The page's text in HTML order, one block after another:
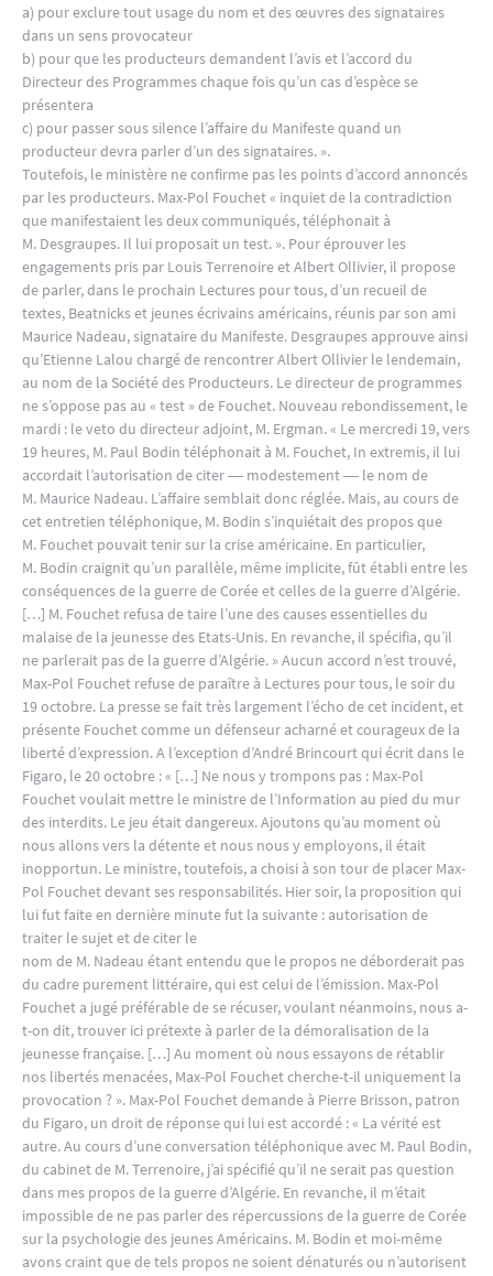
a) pour exclure tout usage du nom et des œuvres des signataires
dans un sens provocateur
b) pour que les producteurs demandent l’avis et l’accord du
Directeur des Programmes chaque fois qu’un cas d’espèce se
présentera
c) pour passer sous silence l’affaire du Manifeste quand un
producteur devra parler d’un des signataires. ».
Toutefois, le ministère ne confirme pas les points d’accord annoncés
par les producteurs. Max-Pol Fouchet « inquiet de la contradiction
que manifestaient les deux communiqués, téléphonait à
M. Desgraupes. Il lui proposait un test. ». Pour éprouver les
engagements pris par Louis Terrenoire et Albert Ollivier, il propose
de parler, dans le prochain Lectures pour tous, d’un recueil de
textes, Beatnicks et jeunes écrivains américains, réunis par son ami
Maurice Nadeau, signataire du Manifeste. Desgraupes approuve ainsi
qu’Etienne Lalou chargé de rencontrer Albert Ollivier le lendemain,
au nom de la Société des Producteurs. Le directeur de programmes
ne s’oppose pas au « test » de Fouchet. Nouveau rebondissement, le
mardi : le veto du directeur adjoint, M. Ergman. « Le mercredi 19, vers
19 heures, M. Paul Bodin téléphonait à M. Fouchet, In extremis, il lui
accordait l’autorisation de citer ― modestement ― le nom de
M. Maurice Nadeau. L’affaire semblait donc réglée. Mais, au cours de
cet entretien téléphonique, M. Bodin s’inquiétait des propos que
M. Fouchet pouvait tenir sur la crise américaine. En particulier,
M. Bodin craignit qu’un parallèle, même implicite, fût établi entre les
conséquences de la guerre de Corée et celles de la guerre d’Algérie.
[…] M. Fouchet refusa de taire l’une des causes essentielles du
malaise de la jeunesse des Etats-Unis. En revanche, il spécifia, qu’il
ne parlerait pas de la guerre d’Algérie. » Aucun accord n’est trouvé,
Max-Pol Fouchet refuse de paraître à Lectures pour tous, le soir du
19 octobre. La presse se fait très largement l’écho de cet incident, et
présente Fouchet comme un défenseur acharné et courageux de la
liberté d’expression. A l’exception d’André Brincourt qui écrit dans le
Figaro, le 20 octobre : « […] Ne nous y trompons pas : Max-Pol
Fouchet voulait mettre le ministre de l’Information au pied du mur
des interdits. Le jeu était dangereux. Ajoutons qu’au moment où
nous allons vers la détente et nous nous y employons, il était
inopportun. Le ministre, toutefois, a choisi à son tour de placer Max-
Pol Fouchet devant ses responsabilités. Hier soir, la proposition qui
lui fut faite en dernière minute fut la suivante : autorisation de
traiter le sujet et de citer le
nom de M. Nadeau étant entendu que le propos ne déborderait pas
du cadre purement littéraire, qui est celui de l’émission. Max-Pol
Fouchet a jugé préférable de se récuser, voulant néanmoins, nous a-
t-on dit, trouver ici prétexte à parler de la démoralisation de la
jeunesse française. […] Au moment où nous essayons de rétablir
nos libertés menacées, Max-Pol Fouchet cherche-t-il uniquement la
provocation ? ». Max-Pol Fouchet demande à Pierre Brisson, patron
du Figaro, un droit de réponse qui lui est accordé : « La vérité est
autre. Au cours d’une conversation téléphonique avec M. Paul Bodin,
du cabinet de M. Terrenoire, j’ai spécifié qu’il ne serait pas question
dans mes propos de la guerre d’Algérie. En revanche, il m’était
impossible de ne pas parler des répercussions de la guerre de Corée
sur la psychologie des jeunes Américains. M. Bodin et moi-même
avons craint que de tels propos ne soient dénaturés ou n’autorisent